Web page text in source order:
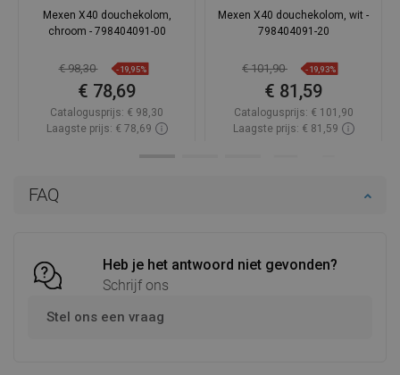
FAQ
Heb je het antwoord niet gevonden?
Schrijf ons
Stel ons een vraag
Mexen X40 douchekolom,
chroom - 798404091-00
€ 98,30 -19,95%
€ 78,69
Catalogusprijs: € 98,30
Laagste prijs: € 78,69
Mexen X40 douchekolom, wit -
798404091-20
€ 101,90 -19,93%
€ 81,59
Catalogusprijs: € 101,90
Laagste prijs: € 81,59